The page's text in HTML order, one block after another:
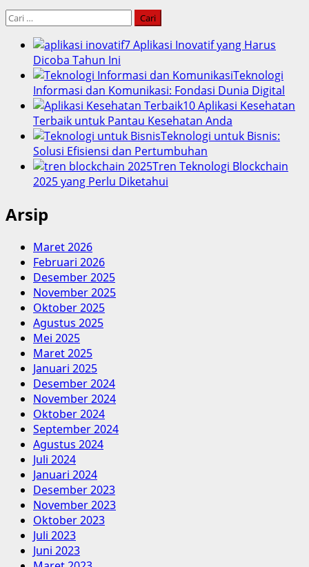
Cari
7 Aplikasi Inovatif yang Harus
Dicoba Tahun Ini
Teknologi
Informasi dan Komunikasi: Fondasi Dunia Digital
10 Aplikasi Kesehatan
Terbaik untuk Pantau Kesehatan Anda
Teknologi untuk Bisnis:
Solusi Efisiensi dan Pertumbuhan
Tren Teknologi Blockchain
2025 yang Perlu Diketahui
Arsip
Maret 2026
Februari 2026
Desember 2025
November 2025
Oktober 2025
Agustus 2025
Mei 2025
Maret 2025
Januari 2025
Desember 2024
November 2024
Oktober 2024
September 2024
Agustus 2024
Juli 2024
Januari 2024
Desember 2023
November 2023
Oktober 2023
Juli 2023
Juni 2023